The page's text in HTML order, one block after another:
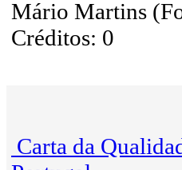
Mário Martins
Créditos: 0
Carta da